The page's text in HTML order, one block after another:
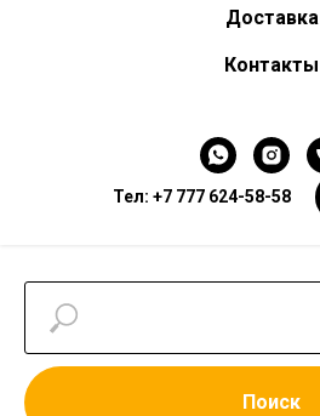
Доставка
Контакты
Тел: +7 777 624-58-58
Поиск